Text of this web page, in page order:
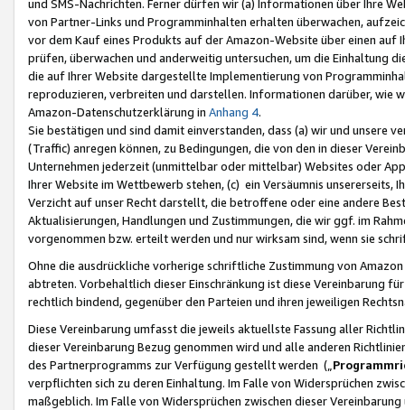
und SMS-Nachrichten. Ferner dürfen wir (a) Informationen über Ihre
von Partner-Links und Programminhalten erhalten überwachen,
vor dem Kauf eines Produkts auf der Amazon-Website über einen
prüfen, überwachen und anderweitig untersuchen, um die Einhaltung
die auf Ihrer Website dargestellte Implementierung von
reproduzieren, verbreiten und darstellen. Informationen darüber, wie
Amazon-Datenschutzerklärung in Anhang 4.
Sie bestätigen und sind damit einverstanden, dass (a) wir und
(Traffic) anregen können, zu Bedingungen, die von den in dieser
Unternehmen jederzeit (unmittelbar oder mittelbar) Websites oder
Ihrer Website im Wettbewerb stehen, (c) ein Versäumnis unsererseits,
Verzicht auf unser Recht darstellt, die betroffene oder eine andere
Aktualisierungen, Handlungen und Zustimmungen, die wir ggf. im
vorgenommen bzw. erteilt werden und nur wirksam sind, wenn sie
Ohne die ausdrückliche vorherige schriftliche Zustimmung von
abtreten. Vorbehaltlich dieser Einschränkung ist diese Vereinbarung
rechtlich bindend, gegenüber den Parteien und ihren jeweiligen
Diese Vereinbarung umfasst die jeweils aktuellste Fassung aller
dieser Vereinbarung Bezug genommen wird und alle anderen
des Partnerprogramms zur Verfügung gestellt werden („
verpflichten sich zu deren Einhaltung. Im Falle von Widersprüchen
maßgeblich. Im Falle von Widersprüchen zwischen dieser